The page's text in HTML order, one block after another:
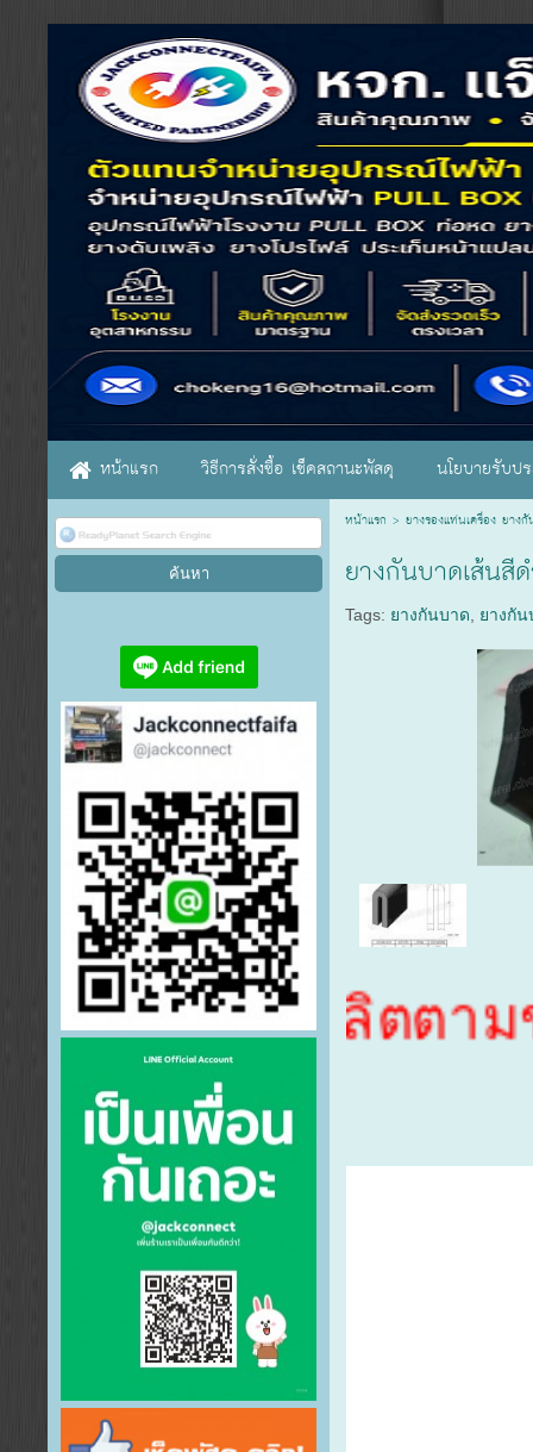
หน้าแรก วิธีการสั่งซื้อ เช็คสถานะพัสดุ นโยบายรับป
หน้าแรก > ยางรองแท่นเครื่อง ยาง
ยางกันบาดเส้นสี
Tags: ยางกันบาด ยางกั
รับสั่งผลิตตามขนา